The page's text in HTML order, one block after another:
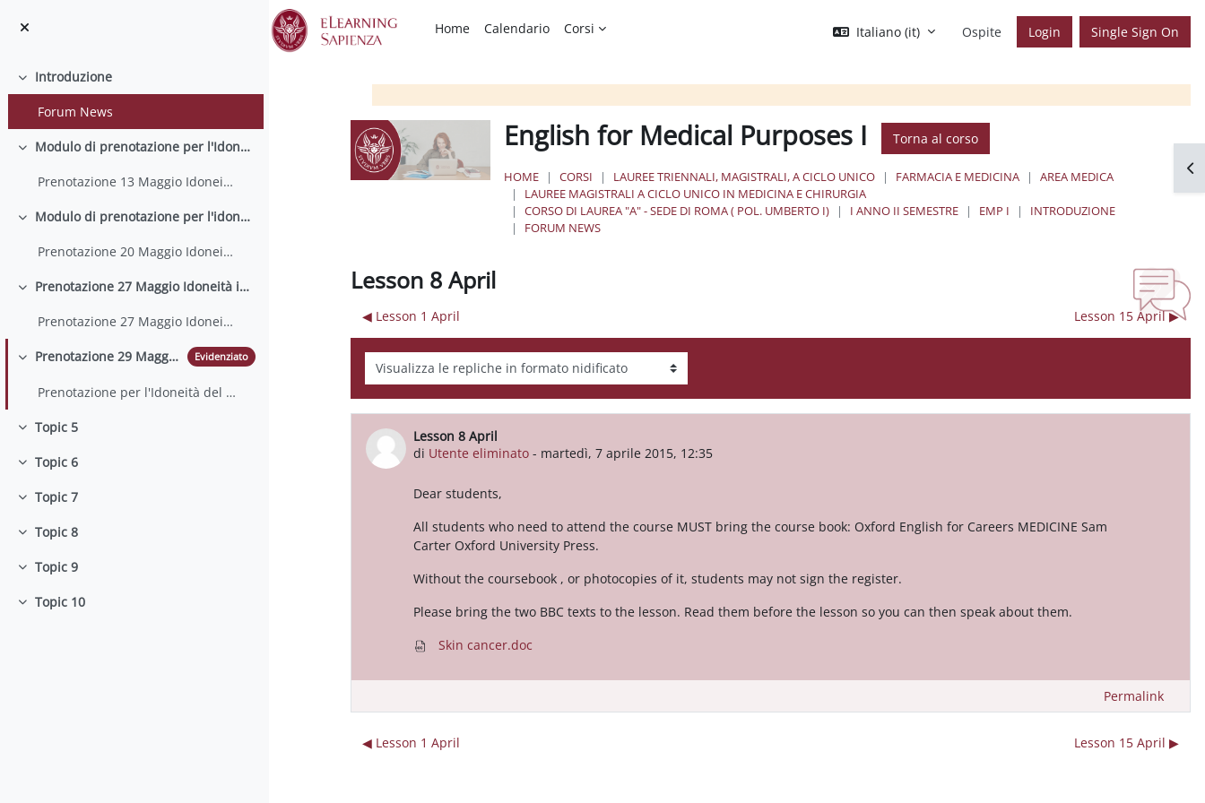
Home
Calendario Corsi Italiano ‎(it)‎ Ospite Login Single Sign On
Minimizza
Introduzione
Forum News
Minimizza Modulo di prenotazione per l'Idoneità del 13 Maggio
Prenotazione 13 Maggio Idoneità inglese I
Minimizza Modulo di prenotazione per l'idoneità del 20 Maggio
Prenotazione 20 Maggio Idoneità inglese I
Minimizza Prenotazione 27 Maggio Idoneità inglese I
Prenotazione 27 Maggio Idoneità Inglese I
Minimizza Prenotazione 29 Maggio Idoneità inglese I Evidenziato
Prenotazione per l'Idoneità del 29 Maggio
Minimizza
Topic 5
Minimizza
Topic 6
Minimizza
Topic 7
Minimizza
Topic 8
Minimizza
Topic 9
Minimizza
Topic 10
English for Medical Purposes I Torna al corso
HOME CORSI LAUREE TRIENNALI, MAGISTRALI, A CICLO UNICO FARMACIA E MEDICINA
AREA MEDICA
LAUREE MAGISTRALI A CICLO UNICO IN MEDICINA E CHIRURGIA
CORSO DI LAUREA "A" - SEDE DI ROMA ( POL. UMBERTO I)
I ANNO II SEMESTRE EMP I
INTRODUZIONE
FORUM NEWS
Lesson 8 April
◀︎ Lesson 1 April Lesson 15 April ▶︎
Modalità visualizzazione
Lesson 8 April
di Utente eliminato - martedì, 7 aprile 2015, 12:35
Numero di risposte: 0
Dear students,
All students who need to attend the course MUST bring the course book: Oxford English for Careers MEDICINE Sam
Carter Oxford University Press.
Without the coursebook , or photocopies of it, students may not sign the register.
Please bring the two BBC texts to the lesson. Read them before the lesson so you can then speak about them.
Skin cancer.doc
Permalink
◀︎ Lesson 1 April Lesson 15 April ▶︎